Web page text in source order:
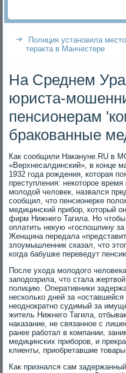
Полиция установила
теракта в Манчестере
На Среднем
юриста-
пенсионерам
бракованные
Как сообщили Накануне.RU в
«Верхнесалдинский», в конце
1932 года рождения, которая
преступления: некоторое
молодой человек, назвался
сообщил, что пенсионерке
медицинский прибор, который
фирм Нижнего Тагила. Но
оплатить некую «госпошлину
Женщина передала
злоумышленник сказал, что
когда бабушке переведут
После ухода молодого
заподозрила, что стала
полицию. Оперативники
несколько дней за
неоднократно судимый за
житель Нижнего Тагила,
наказание, не связанное с
ранее работал в компании,
медицинских приборов, и
клиенты, приобретавшие
Как признался сам